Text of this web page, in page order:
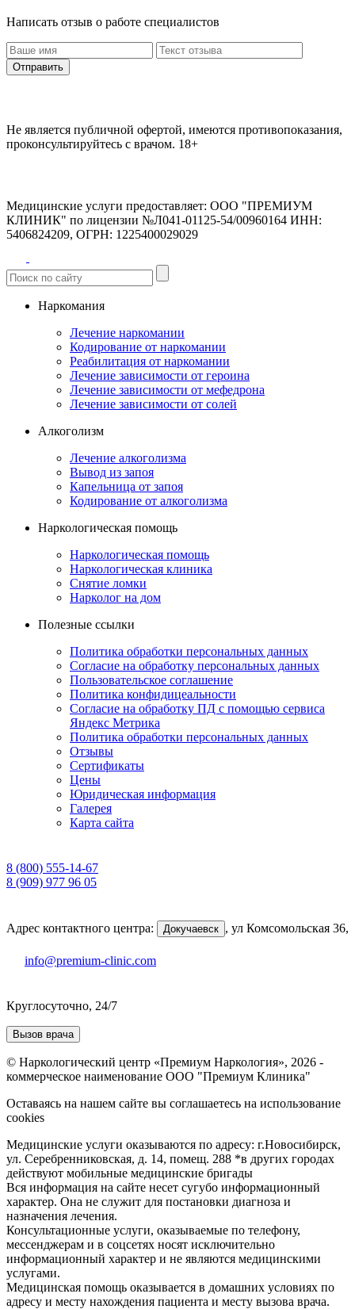
Написать отзыв о работе специалистов
Отправить
Не является публичной офертой, имеются противопоказания,
проконсультируйтесь с врачом. 18+
Медицинские услуги предоставляет: ООО "ПРЕМИУМ
КЛИНИК" по лицензии №Л041-01125-54/00960164 ИНН:
5406824209, ОГРН: 1225400029029
Наркомания
Лечение наркомании
Кодирование от наркомании
Реабилитация от наркомании
Лечение зависимости от героина
Лечение зависимости от мефедрона
Лечение зависимости от солей
Алкоголизм
Лечение алкоголизма
Вывод из запоя
Капельница от запоя
Кодирование от алкоголизма
Наркологическая помощь
Наркологическая помощь
Наркологическая клиника
Снятие ломки
Нарколог на дом
Полезные ссылки
Политика обработки персональных данных
Согласие на обработку персональных данных
Пользовательское соглашение
Политика конфидицеальности
Согласие на обработку ПД с помощью сервиса
Яндекс Метрика
Политика обработки персональных данных
Отзывы
Сертификаты
Цены
Юридическая информация
Галерея
Карта сайта
8 (800) 555-14-67
8 (909) 977 96 05
Адрес контактного центра: Докучаевск , ул Комсомольская 36,
info@premium-clinic.com
Круглосуточно, 24/7
Вызов врача
© Наркологический центр «Премиум Наркология», 2026 -
коммерческое наименование ООО "Премиум Клиника"
Оставаясь на нашем сайте вы соглашаетесь на использование
cookies
Медицинские услуги оказываются по адресу: г.Новосибирск,
ул. Серебренниковская, д. 14, помещ. 288 *в других городах
действуют мобильные медицинские бригады
Вся информация на сайте несет сугубо информационный
характер. Она не служит для постановки диагноза и
назначения лечения.
Консультационные услуги, оказываемые по телефону,
мессенджерам и в соцсетях носят исключительно
информационный характер и не являются медицинскими
услугами.
Медицинская помощь оказывается в домашних условиях по
адресу и месту нахождения пациента и месту вызова врача.